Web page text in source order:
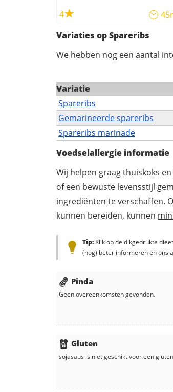
4
Variaties op Spareribs
We hebben nog een aantal
Variatie
Spareribs
Gemarineerde spareribs
Spareribs marinade
Voedselallergie informatie
Wij helpen graag thuiskoks
of een bewuste levensstijl
ingrediënten te verschaffen.
kunnen bereiden, kunnen
Tip: Klik op de dikgedrukte
(nog) beter informeren en ons
Pinda
Geen overeenkomsten gevonden.
Gluten
sojasaus is niet geschikt voor een